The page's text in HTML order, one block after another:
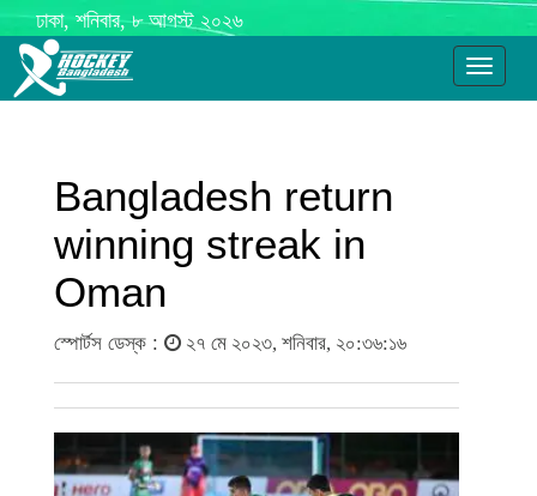
ঢাকা, শনিবার, ৮ আগস্ট ২০২৬
Toggle
Bangladesh return
winning streak in
Oman
স্পোর্টস ডেস্ক : ২৭ মে ২০২৩, শনিবার, ২০:৩৬:১৬